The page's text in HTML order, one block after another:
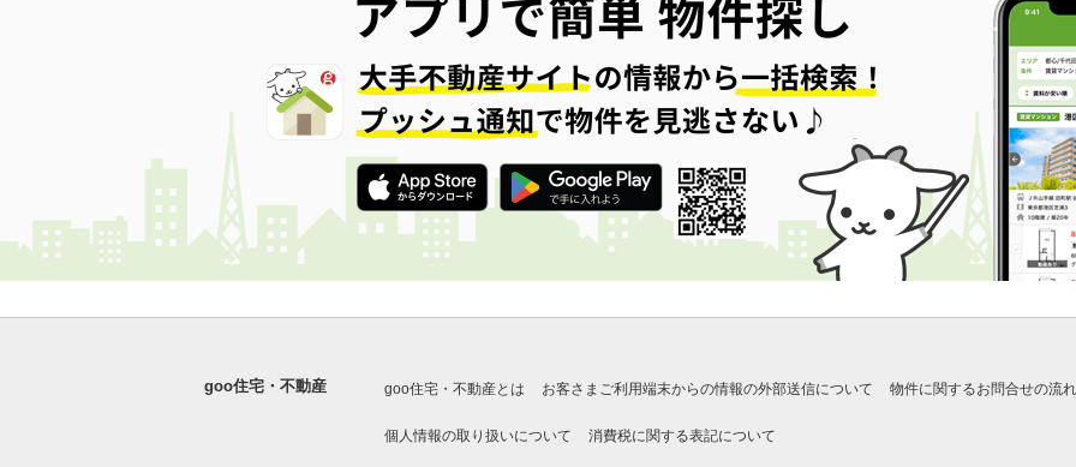
goo住宅・不動産 goo住宅・不動産とは お客さまご利用端末からの情報の外部送信について 物件に関するお問合せの流れ
個人情報の取り扱いについて 消費税に関する表記について